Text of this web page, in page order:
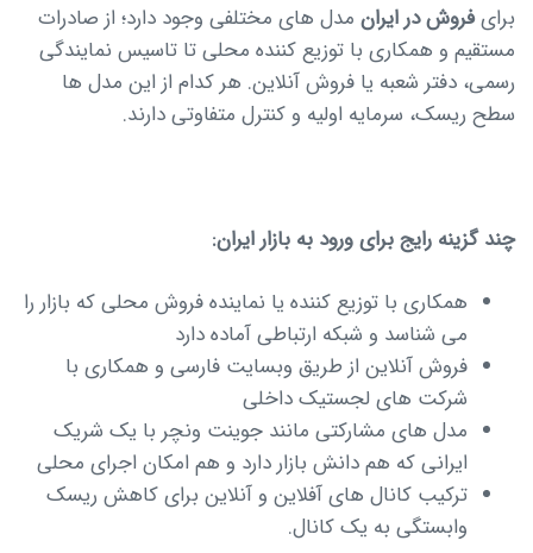
برایفروش در ایران مدل های مختلفی وجود دارد؛ از صادرات
مستقیم و همکاری با توزیع کننده محلی تا تاسیس نمایندگی
رسمی، دفتر شعبه یا فروش آنلاین. هر کدام از این مدل ها
سطح ریسک، سرمایه اولیه و کنترل متفاوتی دارند.
چند گزینه رایج برای ورود به بازار ایران:
همکاری با توزیع کننده یا نماینده فروش محلی که بازار را
می شناسد و شبکه ارتباطی آماده دارد
فروش آنلاین از طریق وبسایت فارسی و همکاری با
شرکت های لجستیک داخلی
مدل های مشارکتی مانند جوینت ونچر با یک شریک
ایرانی که هم دانش بازار دارد و هم امکان اجرای محلی
ترکیب کانال های آفلاین و آنلاین برای کاهش ریسک
وابستگی به یک کانال.